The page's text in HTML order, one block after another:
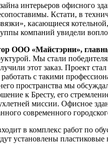
интерьеров офисного
Кстати, в
касающиеся
компаний увидели
«Майстэрни»,
Мы стали
этот заказ. Проект
с такими
пространства мы
к Бресту, его
миссии. Офисное
современного
в комплекс работ по
установлены